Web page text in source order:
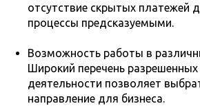
отсутствие скрытых платежей
процессы предсказуемыми.
Возможность работы в
Широкий перечень
деятельности позволяет
направление для бизнеса.